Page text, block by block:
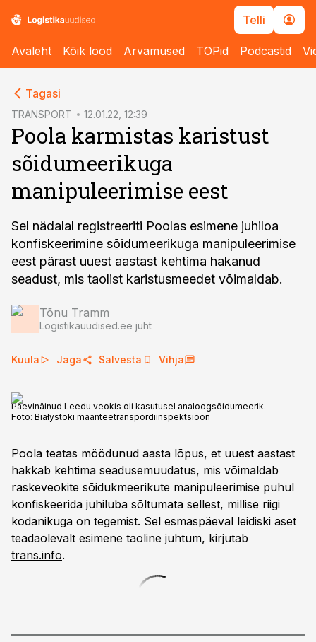
Telli
Avaleht Kõik lood Arvamused TOPid Podcastid
Tagasi
TRANSPORT 12.01.22, 12:39
Poola karmistas karistust
sõidumeerikuga
manipuleerimise eest
Sel nädalal registreeriti Poolas esimene juhiloa
konfiskeerimine sõidumeerikuga manipuleerimise
eest pärast uuest aastast kehtima hakanud
seadust, mis taolist karistusmeedet võimaldab.
Tõnu Tramm
Logistikauudised.ee juht
Kuula Jaga Salvesta Vihja
Päevinäinud Leedu veokis oli kasutusel analoogsõidumeerik.
Foto: Białystoki maanteetranspordiinspektsioon
Poola teatas möödunud aasta lõpus, et uuest aastast
hakkab kehtima seadusemuudatus, mis võimaldab
raskeveokite sõidukmeerikute manipuleerimise puhul
konfiskeerida juhiluba sõltumata sellest, millise riigi
kodanikuga on tegemist. Sel esmaspäeval leidiski aset
teadaolevalt esimene taoline juhtum, kirjutab
trans.info.